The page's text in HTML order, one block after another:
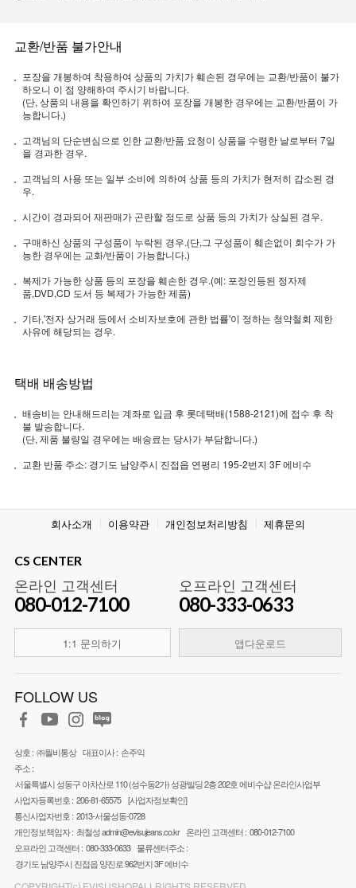
교환/반품 불가안내
포장을 개봉하여 착용하여 상품의 가치가 훼손된 경우에는 교환/반품이 불가
하오니 이 점 양해하여 주시기 바랍니다.
(단, 상품의 내용을 확인하기 위하여 포장을 개봉한 경우에는 교환/반품이 가
능합니다.)
고객님의 단순변심으로 인한 교환/반품 요청이 상품을 수령한 날로부터 7일
을 경과한 경우.
고객님의 사용 또는 일부 소비에 의하여 상품 등의 가치가 현저히 감소된 경
우.
시간이 경과되어 재판매가 곤란할 정도로 상품 등의 가치가 상실된 경우.
구매하신 상품의 구성품이 누락된 경우.(단,그 구성품이 훼손없이 회수가 가
능한 경우에는 교화/반품이 가능합니다.)
복제가 가능한 상품 등의 포장을 훼손한 경우.(예: 포장인등된 정자제
품,DVD,CD 도서 등 복제가 가능한 제품)
기타,'전자 상거래 등에서 소비자보호에 관한 법률'이 정하는 청약철회 제한
사유에 해당되는 경우.
택배 배송방법
배송비는 안내해드리는 계좌로 입금 후 롯데택배(1588-2121)에 접수 후 착
불 발송합니다.
(단, 제품 불량일 경우에는 배송료는 당사가 부담합니다.)
교환 반품 주소: 경기도 남양주시 진접읍 연평리 195-2번지 3F 에비수
회사소개 이용약관 개인정보처리방침 제휴문의
CS CENTER
온라인 고객센터
080-012-7100
1:1 문의하기
오프라인 고객센터
080-333-0633
앱다운로드
FOLLOW US
상호 : ㈜월비통상 대표이사 : 손주익
주소 :
서울특별시 성동구 아차산로 110 (성수동2가) 성광빌딩 2층 202호 에비수샵 온라인사업부
사업자등록번호 : 206-81-65575 [사업자정보확인]
통신사업자번호 : 2013-서울성동-0728
개인정보책임자 : 최철성admin@evisujeans.co.kr 온라인 고객센터 : 080-012-7100
오프라인 고객센터 : 080-333-0633 물류센터주소 :
경기도 남양주시 진접읍 양진로 962번지 3F 에비수